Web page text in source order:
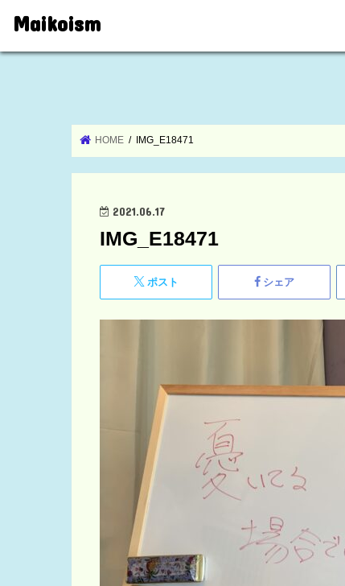
Maikoism
HOME IMG_E18471
2021.06.17
IMG_E18471
ポスト シェア